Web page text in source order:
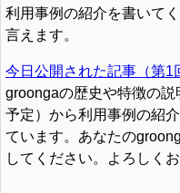
利用事例の紹介を書いて
言えます。
今日公開された記事（第1
groongaの歴史や特徴の
予定）から利用事例の紹
ています。あなたの
してください。よろしく